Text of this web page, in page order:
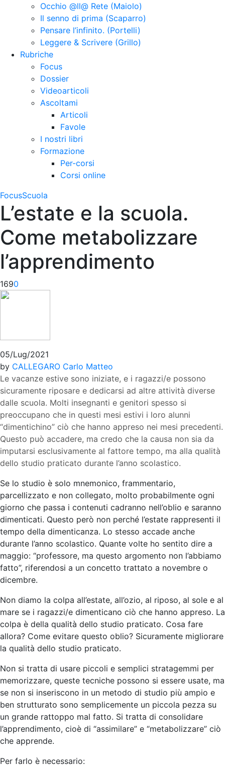
Occhio @ll@ Rete (Maiolo)
Il senno di prima (Scaparro)
Pensare l’infinito. (Portelli)
Leggere & Scrivere (Grillo)
Rubriche
Focus
Dossier
Videoarticoli
Ascoltami
Articoli
Favole
I nostri libri
Formazione
Per-corsi
Corsi online
FocusScuola
L’estate e la scuola.
Come metabolizzare
l’apprendimento
1690
05/Lug/2021
by CALLEGARO Carlo Matteo
Le vacanze estive sono iniziate, e i ragazzi/e possono
sicuramente riposare e dedicarsi ad altre attività diverse
dalle scuola. Molti insegnanti e genitori spesso si
preoccupano che in questi mesi estivi i loro alunni
“dimentichino” ciò che hanno appreso nei mesi precedenti.
Questo può accadere, ma credo che la causa non sia da
imputarsi esclusivamente al fattore tempo, ma alla qualità
dello studio praticato durante l’anno scolastico.
Se lo studio è solo mnemonico, frammentario,
parcellizzato e non collegato, molto probabilmente ogni
giorno che passa i contenuti cadranno nell’oblio e saranno
dimenticati. Questo però non perché l’estate rappresenti il
tempo della dimenticanza. Lo stesso accade anche
durante l’anno scolastico. Quante volte ho sentito dire a
maggio: “professore, ma questo argomento non l’abbiamo
fatto”, riferendosi a un concetto trattato a novembre o
dicembre.
Non diamo la colpa all’estate, all’ozio, al riposo, al sole e al
mare se i ragazzi/e dimenticano ciò che hanno appreso. La
colpa è della qualità dello studio praticato. Cosa fare
allora? Come evitare questo oblio? Sicuramente migliorare
la qualità dello studio praticato.
Non si tratta di usare piccoli e semplici stratagemmi per
memorizzare, queste tecniche possono si essere usate, ma
se non si inseriscono in un metodo di studio più ampio e
ben strutturato sono semplicemente un piccola pezza su
un grande rattoppo mal fatto. Si tratta di consolidare
l’apprendimento, cioè di “assimilare” e “metabolizzare” ciò
che apprende.
Per farlo è necessario: